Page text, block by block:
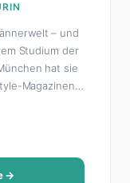
– und
Studium der
hat sie
Magazinen
über alles, was
Design und
bis hin zu
gerne lesen.
→